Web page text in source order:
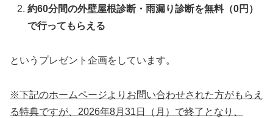
約60分間の外壁屋根診断・雨漏り診断を無料（0円）
で行ってもらえる
というプレゼント企画をしています。
※下記のホームページよりお問い合わせされた方がもらえ
る特典ですが、2026年8月31日（月）で終了となり、